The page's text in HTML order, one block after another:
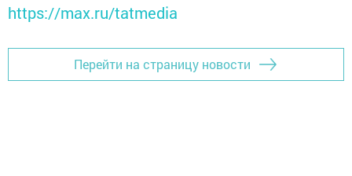
https://max.ru/tatmedia
Перейти на страницу новости